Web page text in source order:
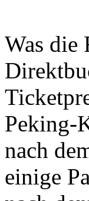
Was die
Peking-
nach
einige